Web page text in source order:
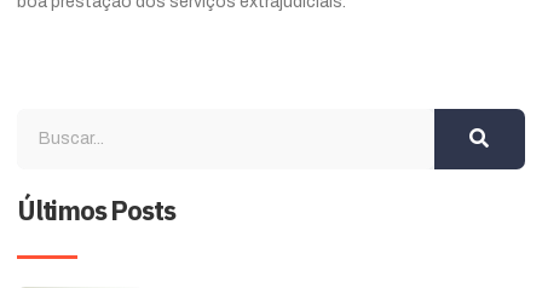
Últimos Posts